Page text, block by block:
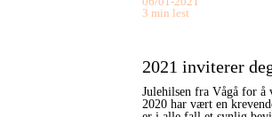
3 min lest
2021 inviterer
Julehilsen fra Vågå for å
2020 har vært en